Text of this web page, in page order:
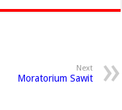
Next
Moratorium Sawit